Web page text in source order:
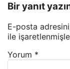
Bir yanıt
E-posta
ile
Yorum *